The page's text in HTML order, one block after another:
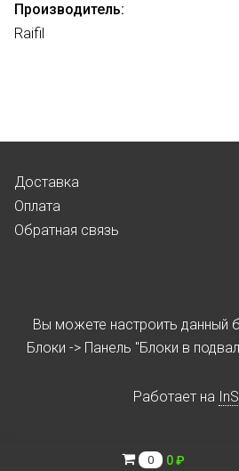
Производитель:
Raifil
Доставка
Оплата
Обратная связь
Вы можете настроить данный
Блоки -> Панель "Блоки в
Работает на
0 0 ₽